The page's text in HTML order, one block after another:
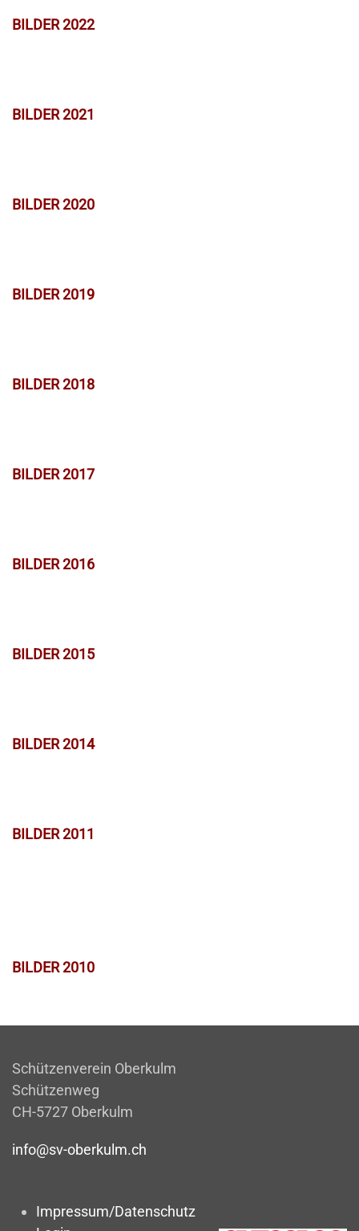
BILDER 2022
BILDER 2021
BILDER 2020
BILDER 2019
BILDER 2018
BILDER 2017
BILDER 2016
BILDER 2015
BILDER 2014
BILDER 2011
BILDER 2010
Schützenverein Oberkulm
Schützenweg
CH-5727 Oberkulm
info@sv-oberkulm.ch
Impressum/Datenschutz